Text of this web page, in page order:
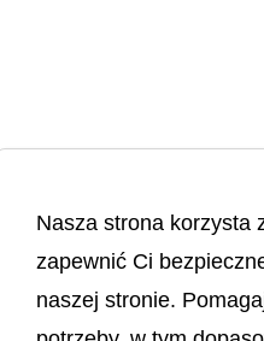
Nasza strona korzysta
zapewnić Ci
naszej stronie.